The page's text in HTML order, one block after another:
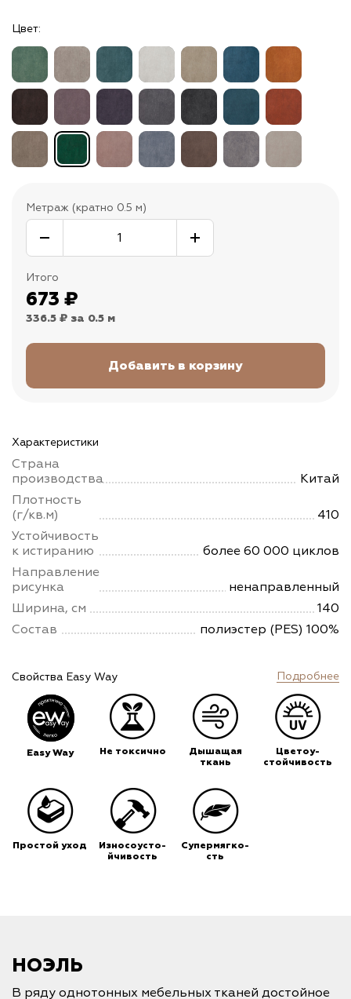
Цвет:
Метраж (кратно 0.5 м)
Итого
673 ₽
336.5 ₽ за 0.5 м
Характеристики
Страна
производства
Китай
Плотность
(г/кв.м)
410
Устойчивость
к истиранию
более 60 000 циклов
Направление
рисунка
ненаправленный
Ширина, см
140
Состав
полиэстер (PES) 100%
Свойства Easy Way Подробнее
Easy Way Не токсично
Дышащая
ткань
Цветоу-
стойчивость
Простой уход
Износоусто-
йчивость
Супермягко-
сть
НОЭЛЬ
В ряду однотонных мебельных тканей достойное